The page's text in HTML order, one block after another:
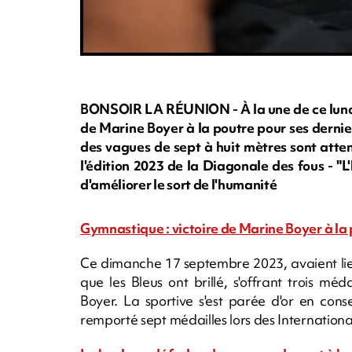
BONSOIR LA RÉUNION - À la une de ce
de Marine Boyer à la poutre pour ses
des vagues de sept à huit mètres sont
l'édition 2023 de la Diagonale des fous -
d'améliorer le sort de l'humanité
Gymnastique : victoire de Marine Boyer à
Ce dimanche 17 septembre 2023, avaient
que les Bleus ont brillé, s'offrant trois
Boyer. La sportive s'est parée d'or en
remporté sept médailles lors des